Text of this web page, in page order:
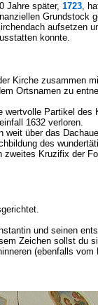
Jahre später, 1723,
Grundstock
aufsetzen
konnte.
Kirche zusammen
Ortsnamen zu
wertvolle Partikel
1632 verloren.
weit über das
des
Kruzifix der
und seinen
Zeichen sollst du
(ebenfalls